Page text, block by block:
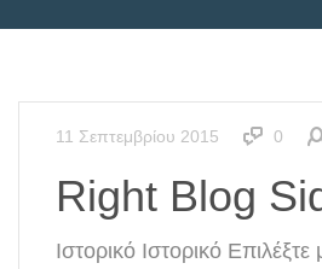
11 Σεπτεμβρίου 2015 0
Right Blog
Ιστορικό Ιστορικό